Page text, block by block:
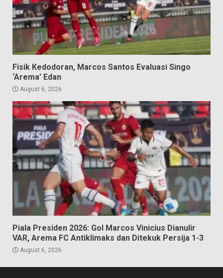
Fisik Kedodoran, Marcos Santos Evaluasi Singo
‘Arema’ Edan
August 6, 2026
Piala Presiden 2026: Gol Marcos Vinicius Dianulir
VAR, Arema FC Antiklimaks dan Ditekuk Persija 1-3
August 6, 2026